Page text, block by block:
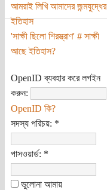
আমরাই লিখি আমাদের জন্মযুদ্ধের
ইতিহাস
'সাক্ষী ছিলো শিরস্ত্রাণ' # সাক্ষী
আছে ইতিহাস?
OpenID ব্যবহার করে লগইন
করুন:
OpenID কি?
সদস্য পরিচয়: *
পাসওয়ার্ড: *
ভুলোনা আমায়